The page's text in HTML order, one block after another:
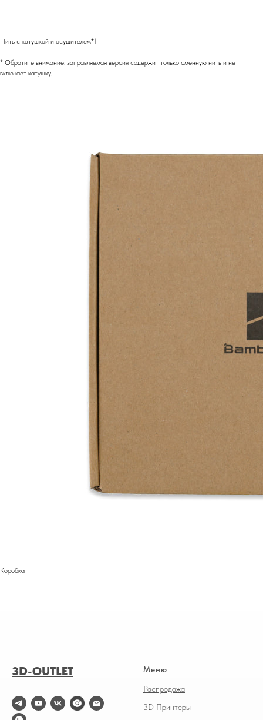
Нить с катушкой и осушителем*1
* Обратите внимание: заправляемая версия содержит только сменную нить и не
включает катушку.
Коробка
3D-OUTLET Меню
Распродажа
3D Принтеры